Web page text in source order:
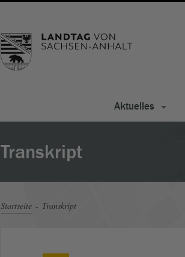
Aktuelles
Transkript
Startseite Transkript